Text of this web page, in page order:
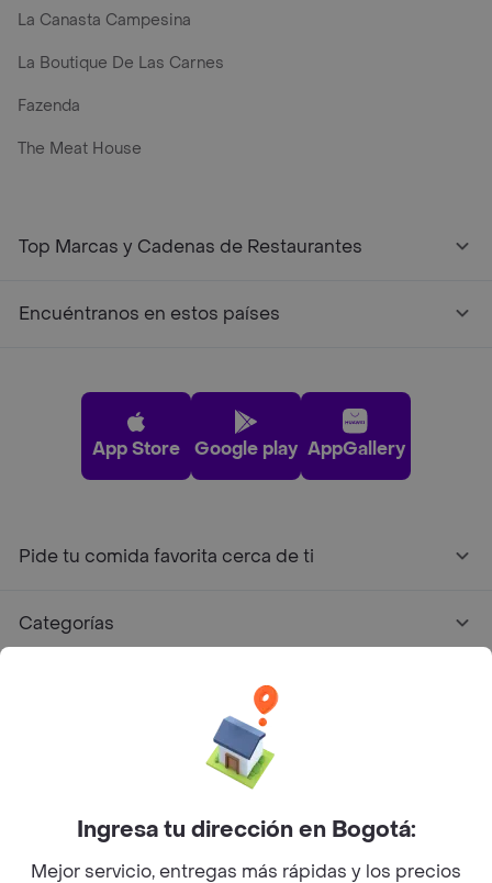
La Canasta Campesina
La Boutique De Las Carnes
Fazenda
The Meat House
Top Marcas y Cadenas de Restaurantes
Encuéntranos en estos países
App Store Google play AppGallery
Pide tu comida favorita cerca de ti
Categorías
Facebook
Twitter
Instagram
©2026Rappi Inc. All rights reserved.
Ingresa tu dirección en Bogotá:
Mejor servicio, entregas más rápidas y los precios